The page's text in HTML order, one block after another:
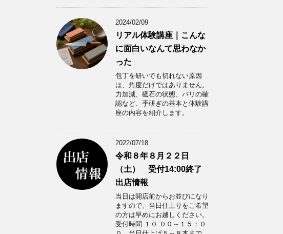
2024/02/09
リアル体験講座｜こんな
に面白いなんて思わなか
った
包丁を研いでも切れない原因
は、角度だけではありません。
力加減、砥石の状態、バリの確
認など、手研ぎの基本と体験講
座の内容を紹介します。
2022/07/18
令和８年８月２２日
（土） 受付14:00終了
出店情報
当日は開店前からお並びになり
ますので、当日仕上りをご希望
の方は早めにお越しください。
受付時間 １０:００～１５：０